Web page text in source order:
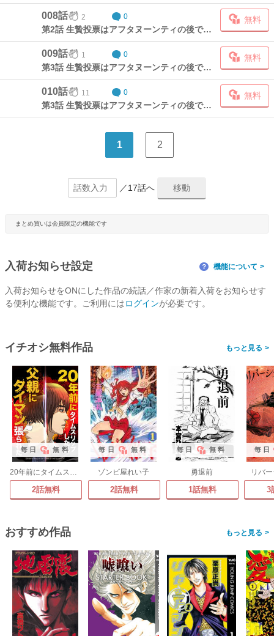
008話 2 0
第2話 生贄投票はアフタヌーンティの後で・前編 3
無料
009話 1 0
第3話 生贄投票はアフタヌーンティの後で・後編 1
無料
010話 11 0
第3話 生贄投票はアフタヌーンティの後で・後編 2
無料
1 2
／17話へ
まとめ買いは会員限定の機能です
入荷お知らせ設定 ？ 機能について
入荷お知らせをONにした作品の続話／作家の新着入荷をお知らせす
る便利な機能です。ご利用にはログインが必要です。
イチオシ無料作品 >
毎日 無料
20年前にタイムスリップしたら父親にタイマン張られた【タテヨミ】
2話無料
毎日 無料
ゾンビ屋れい子
2話無料
毎日 無料
勇退前
1話無料
毎日
リバ
3
おすすめ作品 >